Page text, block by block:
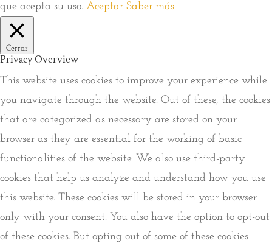
que acepta su uso. Aceptar Saber más
Cerrar
Privacy Overview
This website uses cookies to improve your experience while
you navigate through the website. Out of these, the cookies
that are categorized as necessary are stored on your
browser as they are essential for the working of basic
functionalities of the website. We also use third-party
cookies that help us analyze and understand how you use
this website. These cookies will be stored in your browser
only with your consent. You also have the option to opt-out
of these cookies. But opting out of some of these cookies